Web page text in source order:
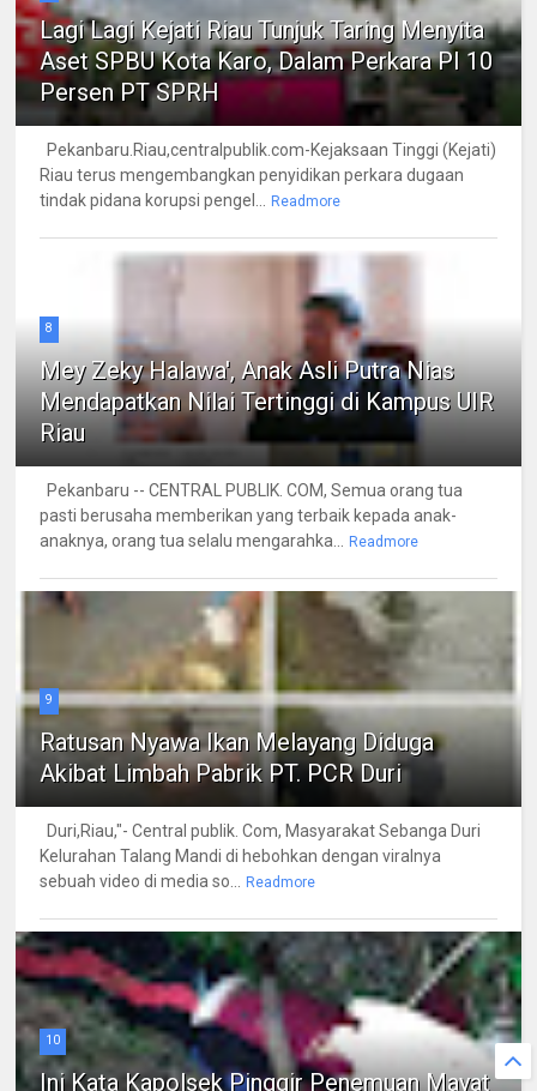
Lagi Lagi Kejati Riau Tunjuk Taring Menyita
Aset SPBU Kota Karo, Dalam Perkara PI 10
Persen PT SPRH
Pekanbaru.Riau,centralpublik.com-Kejaksaan Tinggi (Kejati)
Riau terus mengembangkan penyidikan perkara dugaan
tindak pidana korupsi pengel...
Readmore
8
Mey Zeky Halawa', Anak Asli Putra Nias
Mendapatkan Nilai Tertinggi di Kampus UIR
Riau
Pekanbaru -- CENTRAL PUBLIK. COM, Semua orang tua
pasti berusaha memberikan yang terbaik kepada anak-
anaknya, orang tua selalu mengarahka...
Readmore
9
Ratusan Nyawa Ikan Melayang Diduga
Akibat Limbah Pabrik PT. PCR Duri
Duri,Riau,"- Central publik. Com, Masyarakat Sebanga Duri
Kelurahan Talang Mandi di hebohkan dengan viralnya
sebuah video di media so...
Readmore
10
Ini Kata Kapolsek Pinggir Penemuan Mayat